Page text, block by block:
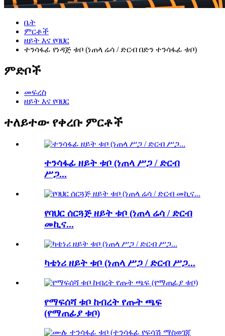
ቤት
ምርቶች
ዘይት እና የባህር
ተንሳፋፊ የነዳጅ ቱቦ (ነጠላ ሬሳ / ድርብ በድን ተንሳፋፊ ቱቦ)
ምድቦች
መፍረስ
ዘይት እና የባህር
ተለይተው የቀረቡ ምርቶች
ተንሳፋፊ ዘይት ቱቦ (ነጠላ ሥጋ / ድርብ
ሥጋ...
የባህር ሰርጓጅ ዘይት ቱቦ (ነጠላ ሬሳ / ድርብ
መኪና...
ካቴነሪ ዘይት ቱቦ (ነጠላ ሥጋ / ድርብ ሥጋ...
የማፍሰሻ ቱቦ ከብረት የጡት ጫፍ
(የማጠፊያ ቱቦ)